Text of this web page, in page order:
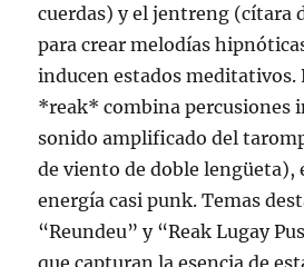
cuerdas) y el jentreng (cítara
para crear melodías
inducen estados meditativos.
*reak* combina percusiones
sonido amplificado del
de viento de doble lengüeta),
energía casi punk. Temas
“Reundeu” y “Reak Lugay